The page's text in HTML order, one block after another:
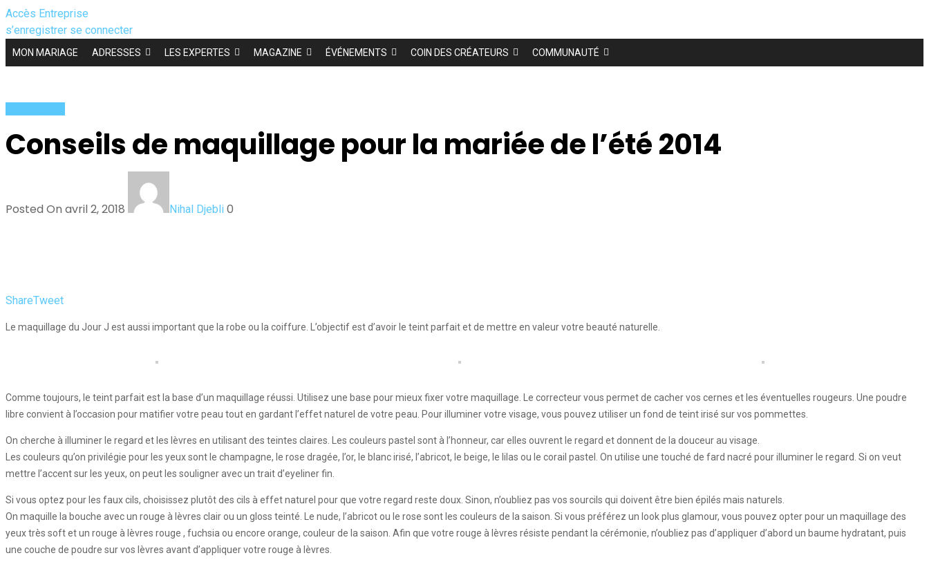
Accès Entreprise
s’enregistrer se connecter
MON MARIAGE ADRESSES LES EXPERTES MAGAZINE ÉVÉNEMENTS COIN DES CRÉATEURS COMMUNAUTÉ
Conseils de maquillage pour la mariée de l’été 2014
Posted On avril 2, 2018 Nihal Djebli 0
ShareTweet
Le maquillage du Jour J est aussi important que la robe ou la coiffure. L’objectif est d’avoir le teint parfait et de mettre en valeur votre beauté naturelle.
Comme toujours, le teint parfait est la base d’un maquillage réussi. Utilisez une base pour mieux fixer votre maquillage. Le correcteur vous permet de cacher vos cernes et les éventuelles rougeurs. Une poudre
libre convient à l’occasion pour matifier votre peau tout en gardant l’effet naturel de votre peau. Pour illuminer votre visage, vous pouvez utiliser un fond de teint irisé sur vos pommettes.
On cherche à illuminer le regard et les lèvres en utilisant des teintes claires. Les couleurs pastel sont à l’honneur, car elles ouvrent le regard et donnent de la douceur au visage.
Les couleurs qu’on privilégie pour les yeux sont le champagne, le rose dragée, l’or, le blanc irisé, l’abricot, le beige, le lilas ou le corail pastel. On utilise une touché de fard nacré pour illuminer le regard. Si on veut
mettre l’accent sur les yeux, on peut les souligner avec un trait d’eyeliner fin.
Si vous optez pour les faux cils, choisissez plutôt des cils à effet naturel pour que votre regard reste doux. Sinon, n’oubliez pas vos sourcils qui doivent être bien épilés mais naturels.
On maquille la bouche avec un rouge à lèvres clair ou un gloss teinté. Le nude, l’abricot ou le rose sont les couleurs de la saison. Si vous préférez un look plus glamour, vous pouvez opter pour un maquillage des
yeux très soft et un rouge à lèvres rouge , fuchsia ou encore orange, couleur de la saison. Afin que votre rouge à lèvres résiste pendant la cérémonie, n’oubliez pas d’appliquer d’abord un baume hydratant, puis
une couche de poudre sur vos lèvres avant d’appliquer votre rouge à lèvres.